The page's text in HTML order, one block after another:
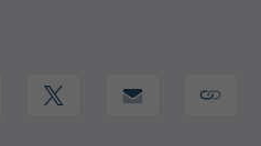
Software